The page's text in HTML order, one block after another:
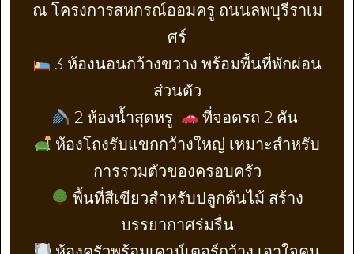
ณ โครงการสหกรณ์ออมครู ถนนลพบุรีราเม
ศร์
3 ห้องนอนกว้างขวาง พร้อมพื้นที่พักผ่อน
ส่วนตัว
2 ห้องน้ำสุดหรู
ที่จอดรถ 2 คัน
ห้องโถงรับแขกกว้างใหญ่ เหมาะสำหรับ
การรวมตัวของครอบครัว
พื้นที่สีเขียวสำหรับปลูกต้นไม้ สร้าง
บรรยากาศร่มรื่น